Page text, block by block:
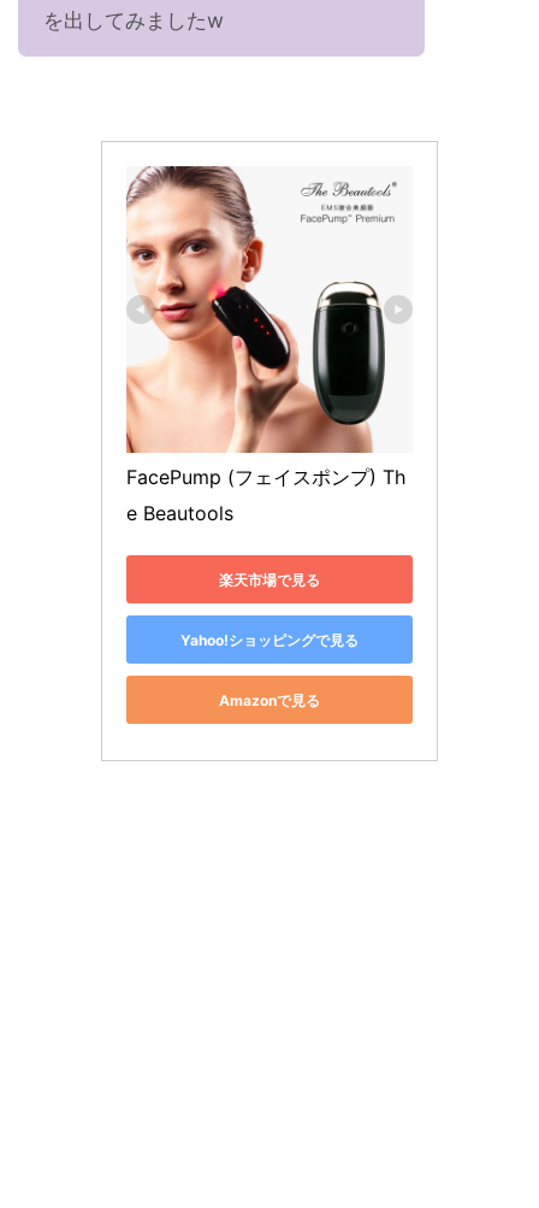
を出してみましたw
FacePump (フェイスポンプ) Th
e Beautools
楽天市場で見る
Yahoo!ショッピングで見る
Amazonで見る